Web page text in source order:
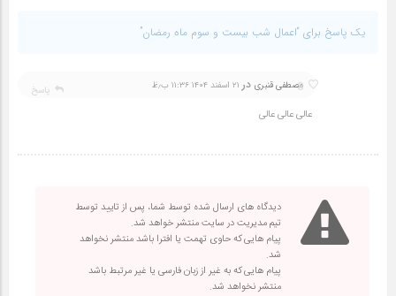
یک پاسخ برای “اعمال شب بیست و سوم ماه رمضان”
8
مصطفی قنبری در ۲۱ اسفند ۱۴۰۴ ۱۱:۳۶ ب٫ظ
عالی عالی عالی
پاسخ
دیدگاه های ارسال شده توسط شما، پس از تایید توسط
تیم مدیریت در سایت منتشر خواهد شد.
پیام هایی که حاوی تهمت یا افترا باشد منتشر نخواهد
شد.
پیام هایی که به غیر از زبان فارسی یا غیر مرتبط باشد
منتشر نخواهد شد.